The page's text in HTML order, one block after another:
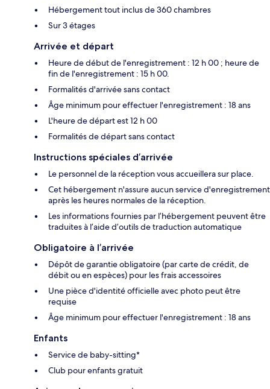
Hébergement tout inclus de 360 chambres
Sur 3 étages
Arrivée et départ
Heure de début de l'enregistrement : 12 h 00 ; heure de
fin de l'enregistrement : 15 h 00.
Formalités d'arrivée sans contact
Âge minimum pour effectuer l'enregistrement : 18 ans
L'heure de départ est 12 h 00
Formalités de départ sans contact
Instructions spéciales d’arrivée
Le personnel de la réception vous accueillera sur place.
Cet hébergement n'assure aucun service d'enregistrement
après les heures normales de la réception.
Les informations fournies par l’hébergement peuvent être
traduites à l’aide d’outils de traduction automatique
Obligatoire à l’arrivée
Dépôt de garantie obligatoire (par carte de crédit, de
débit ou en espèces) pour les frais accessoires
Une pièce d'identité officielle avec photo peut être
requise
Âge minimum pour effectuer l'enregistrement : 18 ans
Enfants
Service de baby-sitting*
Club pour enfants gratuit